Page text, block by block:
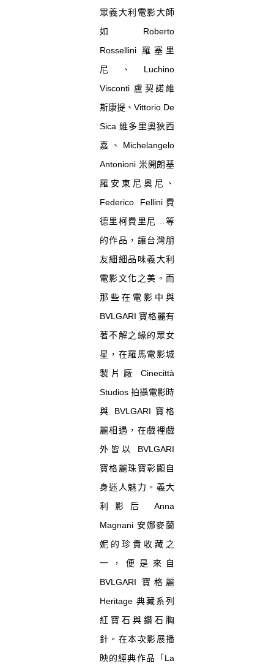
眾義大利電影大師
如 Roberto
Rossellini 羅塞里
尼、Luchino
Visconti 盧契諾維
斯康提、Vittorio De
Sica 維多里奧狄西
嘉、Michelangelo
Antonioni 米開朗基
羅安東尼奧尼、
Federico Fellini費
德里柯費里尼…等
的作品，讓台灣朋
友細細品味義大利
電影文化之美。而
那些在電影中與
BVLGARI 寶格麗有
著不解之緣的眾女
星，在羅馬電影城
製片廠 Cinecittà
Studios 拍攝電影時
與 BVLGARI 寶格
麗相遇，在戲裡戲
外皆以 BVLGARI
寶格麗珠寶彰顯自
身迷人魅力。義大
利影后 Anna
Magnani 安娜麥蘭
妮的珍貴收藏之
一，便是來自
BVLGARI 寶格麗
Heritage 典藏系列
紅寶石與鑽石胸
針。在本次影展播
映的經典作品「La